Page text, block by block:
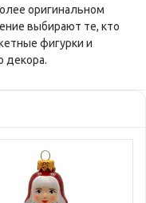
оригинальном
выбирают те, кто
фигурки и
декора.